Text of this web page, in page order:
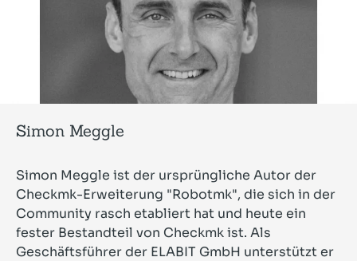
Simon Meggle
Simon Meggle ist der ursprüngliche Autor der
Checkmk-Erweiterung "Robotmk", die sich in der
Community rasch etabliert hat und heute ein
fester Bestandteil von Checkmk ist. Als
Geschäftsführer der ELABIT GmbH unterstützt er